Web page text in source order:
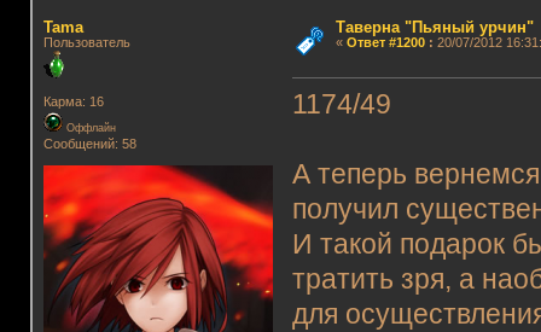
Tama
Пользователь
Карма: 16
Оффлайн
Сообщений: 58
Таверна "Пьяный урчин"
« Ответ #1200: 20/07/2012
1174/49
А теперь
получил
И такой подарок
тратить зря, а
для